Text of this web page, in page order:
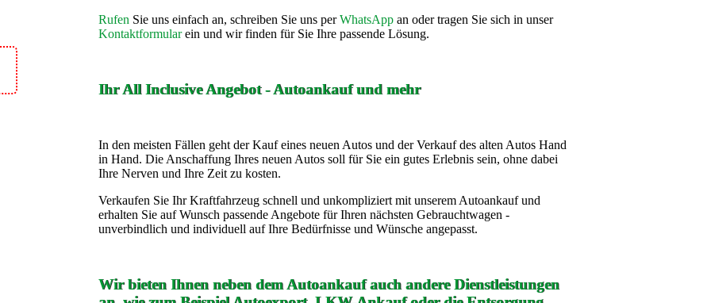
Rufen Sie uns einfach an, schreiben Sie uns perWhatsApp an oder tragen Sie sich in unser
Kontaktformularein und wir finden für Sie Ihre passende Lösung.
Ihr All Inclusive Angebot - Autoankauf und mehr
In den meisten Fällen geht der Kauf eines neuen Autos und der Verkauf des alten Autos Hand
in Hand. Die Anschaffung Ihres neuen Autos soll für Sie ein gutes Erlebnis sein, ohne dabei
Ihre Nerven und Ihre Zeit zu kosten.
Verkaufen Sie Ihr Kraftfahrzeug schnell und unkompliziert mit unserem Autoankauf und
erhalten Sie auf Wunsch passende Angebote für Ihren nächsten Gebrauchtwagen -
unverbindlich und individuell auf Ihre Bedürfnisse und Wünsche angepasst.
Wir bieten Ihnen neben dem Autoankauf auch andere Dienstleistungen